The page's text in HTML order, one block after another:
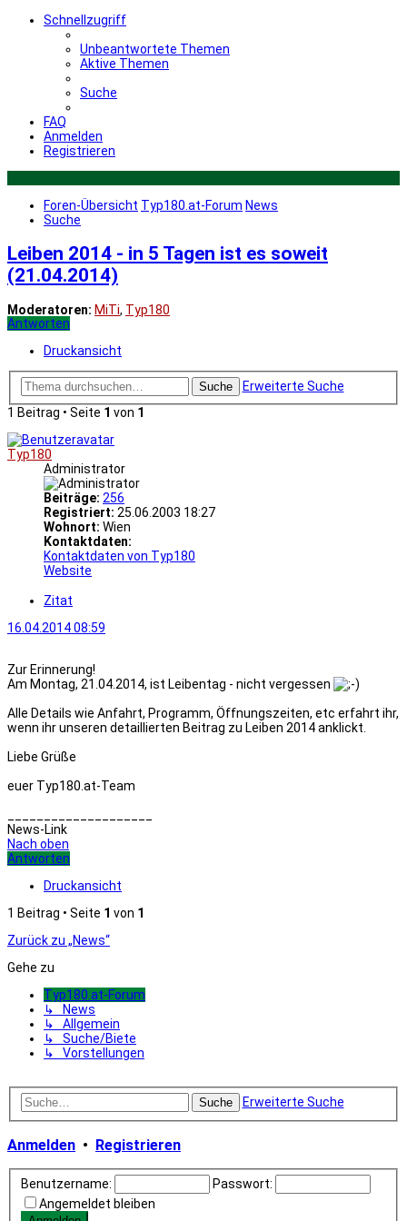
Schnellzugriff
Unbeantwortete Themen
Aktive Themen
Suche
FAQ
Anmelden
Registrieren
Foren-Übersicht Typ180.at-Forum News
Suche
Leiben 2014 - in 5 Tagen ist es soweit
(21.04.2014)
Moderatoren: MiTi, Typ180
Antworten
Druckansicht
Suche
Erweiterte Suche
1 Beitrag • Seite 1 von 1
Typ180
Administrator
Beiträge: 256
Registriert: 25.06.2003 18:27
Wohnort: Wien
Kontaktdaten:
Kontaktdaten von Typ180
Website
Zitat
16.04.2014 08:59
Zur Erinnerung!
Am Montag, 21.04.2014, ist Leibentag - nicht vergessen
Alle Details wie Anfahrt, Programm, Öffnungszeiten, etc erfahrt ihr,
wenn ihr unseren detaillierten Beitrag zu Leiben 2014 anklickt.
Liebe Grüße
euer Typ180.at-Team
News-Link
Nach oben
Antworten
Druckansicht
1 Beitrag • Seite 1 von 1
Zurück zu „News“
Gehe zu
Typ180.at-Forum
↳ News
↳ Allgemein
↳ Suche/Biete
↳ Vorstellungen
Suche Erweiterte Suche
Anmelden • Registrieren
Benutzername:
Passwort:
Angemeldet bleiben